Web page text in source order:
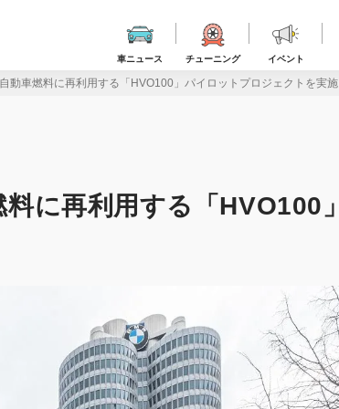
車ニュース チューニング イベント
動車燃料に再利用する「HVO100」パイロットプロジェクトを実施
に再利用する「HVO100」